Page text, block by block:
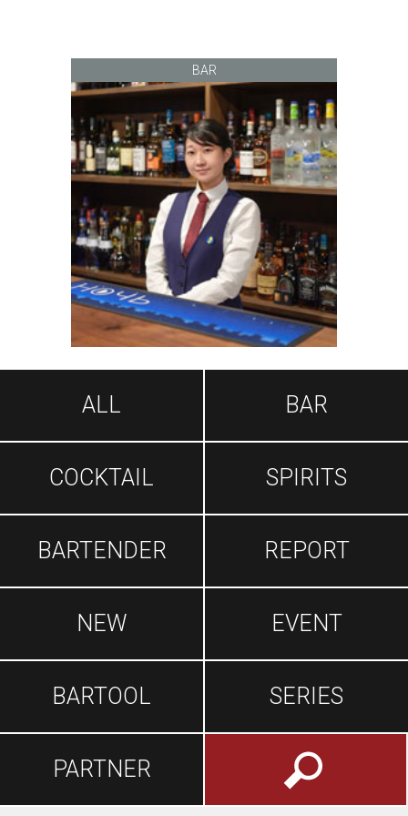
BAR
ALL BAR
COCKTAIL SPIRITS
BARTENDER REPORT
NEW EVENT
BARTOOL SERIES
PARTNER